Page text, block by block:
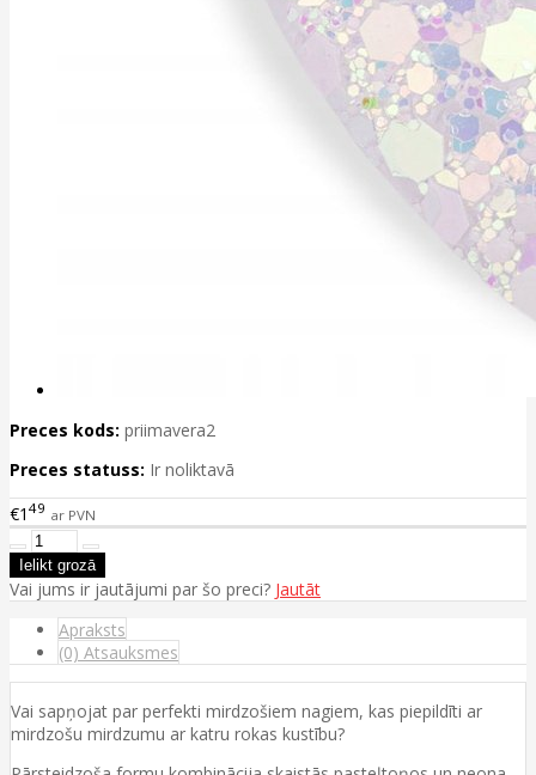
Preces kods: priimavera2
Preces statuss: Ir noliktavā
€1 49 ar PVN
Vai jums ir jautājumi par šo preci? Jautāt
Apraksts
(0) Atsauksmes
Vai sapņojat par perfekti mirdzošiem nagiem, kas piepildīti ar
mirdzošu mirdzumu ar katru rokas kustību?